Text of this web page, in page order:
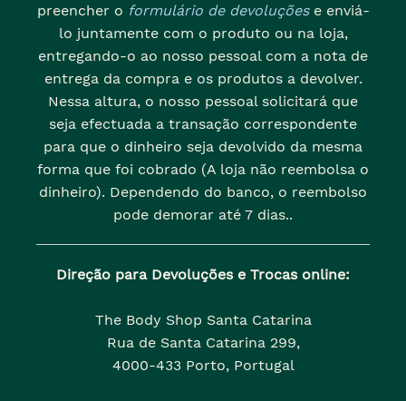
preencher o formulário de devoluçõese enviá-
lo juntamente com o produto ou na loja,
entregando-o ao nosso pessoal com a nota de
entrega da compra e os produtos a devolver.
Nessa altura, o nosso pessoal solicitará que
seja efectuada a transação correspondente
para que o dinheiro seja devolvido da mesma
forma que foi cobrado (A loja não reembolsa o
dinheiro). Dependendo do banco, o reembolso
pode demorar até 7 dias..
Direção para Devoluções e Trocas online:
The Body Shop Santa Catarina
Rua de Santa Catarina 299,
4000-433 Porto, Portugal